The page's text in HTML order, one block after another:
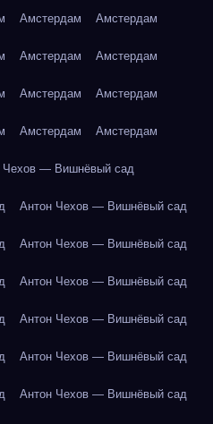
Амстердам Амстердам
Амстердам Амстердам
Амстердам Амстердам
Амстердам Амстердам
Чехов — Вишнёвый сад
Антон Чехов — Вишнёвый сад
Антон Чехов — Вишнёвый сад
Антон Чехов — Вишнёвый сад
Антон Чехов — Вишнёвый сад
Антон Чехов — Вишнёвый сад
Антон Чехов — Вишнёвый сад